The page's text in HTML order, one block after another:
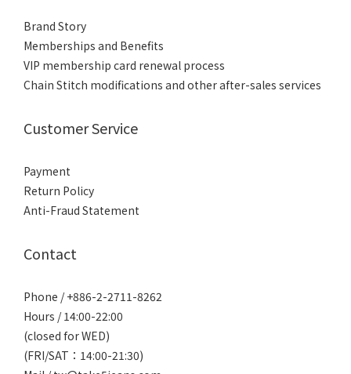
Brand Story
Memberships and Benefits
VIP membership card renewal process
Chain Stitch modifications and other after-sales services
Customer Service
Payment
Return Policy
Anti-Fraud Statement
Contact
Phone / +886-2-2711-8262
Hours / 14:00-22:00
(closed for WED)
(FRI/SAT：14:00-21:30)